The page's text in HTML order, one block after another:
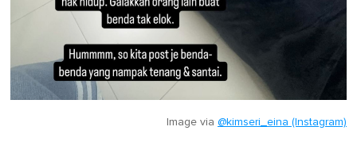
Image via @kimseri_eina (Instagram)